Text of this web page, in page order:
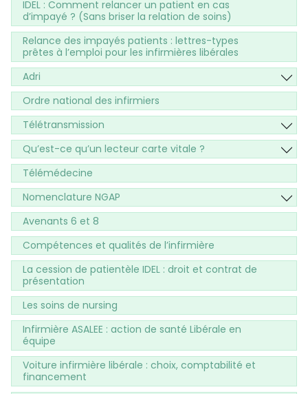
IDEL : Comment relancer un patient en cas
d’impayé ? (Sans briser la relation de soins)
Relance des impayés patients : lettres-types
prêtes à l’emploi pour les infirmières libérales
Adri
Ordre national des infirmiers
Télétransmission
Qu’est-ce qu’un lecteur carte vitale ?
Télémédecine
Nomenclature NGAP
Avenants 6 et 8
Compétences et qualités de l’infirmière
La cession de patientèle IDEL : droit et contrat de
présentation
Les soins de nursing
Infirmière ASALEE : action de santé Libérale en
équipe
Voiture infirmière libérale : choix, comptabilité et
financement